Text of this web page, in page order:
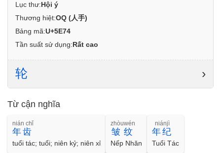
Lục thư:Hội ý
Thương hiệt:OQ (人手)
Bảng mã:U+5E74
Tần suất sử dụng:Rất cao
轮 ›
Từ cận nghĩa
年齿
nián chǐ
tuổi tác; tuổi; niên kỷ; niên xỉ
皱纹
zhòuwén
Nếp Nhăn
年纪
niánjì
Tuổi Tác